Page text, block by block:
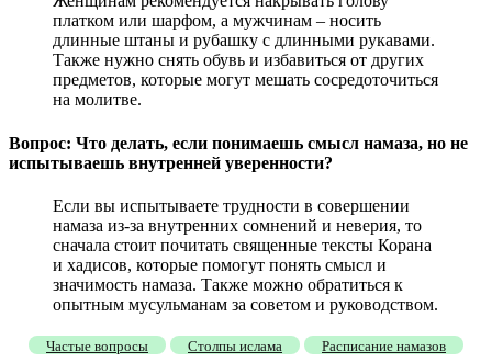
платком или шарфом, а мужчинам – носить
длинные штаны и рубашку с длинными рукавами.
Также нужно снять обувь и избавиться от других
предметов, которые могут мешать сосредоточиться
на молитве.
Вопрос: Что делать, если понимаешь смысл намаза, но не
испытываешь внутренней уверенности?
Если вы испытываете трудности в совершении
намаза из-за внутренних сомнений и неверия, то
сначала стоит почитать священные тексты Корана
и хадисов, которые помогут понять смысл и
значимость намаза. Также можно обратиться к
опытным мусульманам за советом и руководством.
Частые вопросы Столпы ислама
Расписание намазов